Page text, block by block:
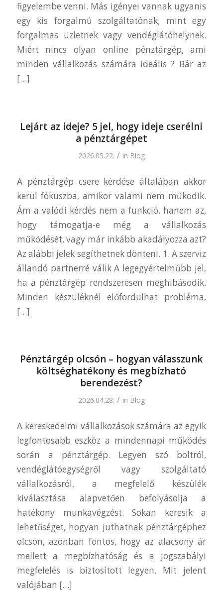
figyelembe venni. Más igényei vannak ugyanis
egy kis forgalmú szolgáltatónak, mint egy
forgalmas üzletnek vagy vendéglátóhelynek.
Miért nincs olyan online pénztárgép, ami
minden vállalkozás számára ideális ? Bár az
[…]
Lejárt az ideje? 5 jel, hogy ideje cserélni
a pénztárgépet
2026.05.22. / in Blog
A pénztárgép csere kérdése általában akkor
kerül fókuszba, amikor valami nem működik.
Ám a valódi kérdés nem a funkció, hanem az,
hogy támogatja-e még a vállalkozás
működését, vagy már inkább akadályozza azt?
Az alábbi jelek segíthetnek dönteni. 1. A szerviz
állandó partnerré válik A legegyértelműbb jel,
ha a pénztárgép rendszeresen meghibásodik.
Minden készüléknél előfordulhat probléma,
[…]
Pénztárgép olcsón – hogyan válasszunk
költséghatékony és megbízható
berendezést?
2026.04.28. / in Blog
A kereskedelmi vállalkozások számára az egyik
legfontosabb eszköz a mindennapi működés
során a pénztárgép. Legyen szó boltról,
vendéglátóegységről vagy szolgáltató
vállalkozásról, a megfelelő készülék
kiválasztása alapvetően befolyásolja a
hatékony munkavégzést. Sokan keresik a
lehetőséget, hogyan juthatnak pénztárgéphez
olcsón, azonban fontos, hogy az alacsony ár
mellett a megbízhatóság és a jogszabályi
megfelelés is biztosított legyen. Mit jelent
valójában […]